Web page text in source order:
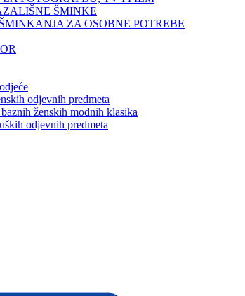
ŠMINKE
ZA OSOBNE POTREBE
odjevnih predmeta
ženskih modnih klasika
odjevnih predmeta